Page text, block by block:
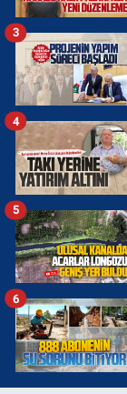
3
4
5
6